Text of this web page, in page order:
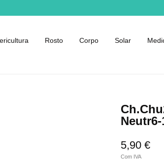
Rosto Corpo Solar
5,90 €
Com IVA